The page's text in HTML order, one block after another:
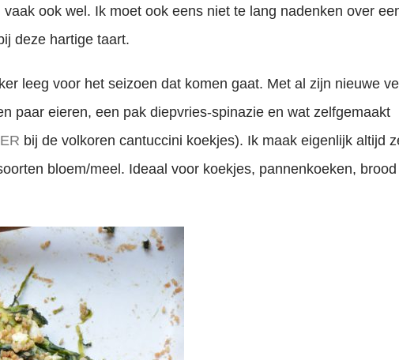
ook wel. Ik moet ook eens niet te lang nadenken over
deze hartige taart.
leeg voor het seizoen dat komen gaat. Met al zijn nieuwe
paar eieren, een pak diepvries-spinazie en wat zelfgemaakt
bij de volkoren cantuccini koekjes). Ik maak eigenlijk altijd
bloem/meel. Ideaal voor koekjes, pannenkoeken, brood